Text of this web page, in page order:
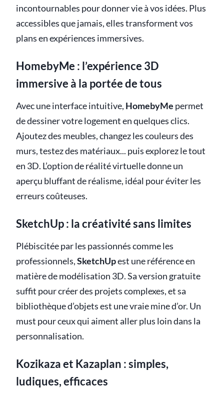
incontournables pour donner vie à vos idées. Plus
accessibles que jamais, elles transforment vos
plans en expériences immersives.
HomebyMe : l’expérience 3D
immersive à la portée de tous
Avec une interface intuitive, HomebyMe permet
de dessiner votre logement en quelques clics.
Ajoutez des meubles, changez les couleurs des
murs, testez des matériaux... puis explorez le tout
en 3D. L’option de réalité virtuelle donne un
aperçu bluffant de réalisme, idéal pour éviter les
erreurs coûteuses.
SketchUp : la créativité sans limites
Plébiscitée par les passionnés comme les
professionnels,SketchUpest une référence en
matière de modélisation 3D. Sa version gratuite
suffit pour créer des projets complexes, et sa
bibliothèque d’objets est une vraie mine d’or. Un
must pour ceux qui aiment aller plus loin dans la
personnalisation.
Kozikaza et Kazaplan : simples,
ludiques, efficaces